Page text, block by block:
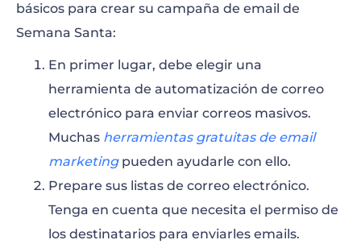
básicos para crear su campaña de email de
Semana Santa:
En primer lugar, debe elegir una
herramienta de automatización de correo
electrónico para enviar correos masivos.
Muchas herramientas gratuitas de email
marketingpueden ayudarle con ello.
Prepare sus listas de correo electrónico.
Tenga en cuenta que necesita el permiso de
los destinatarios para enviarles emails.